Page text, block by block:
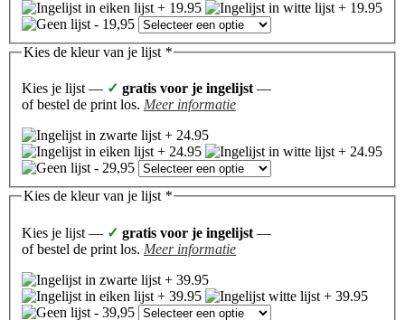
Kies de kleur van je lijst *
Kies je lijst — ✓ gratis voor je ingelijst —
of bestel de print los. Meer informatie
Kies de kleur van je lijst *
Kies je lijst — ✓ gratis voor je ingelijst —
of bestel de print los. Meer informatie